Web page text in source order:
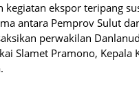
kegiatan ekspor teripang
antara Pemprov Sulut
perwakilan
Slamet Pramono,